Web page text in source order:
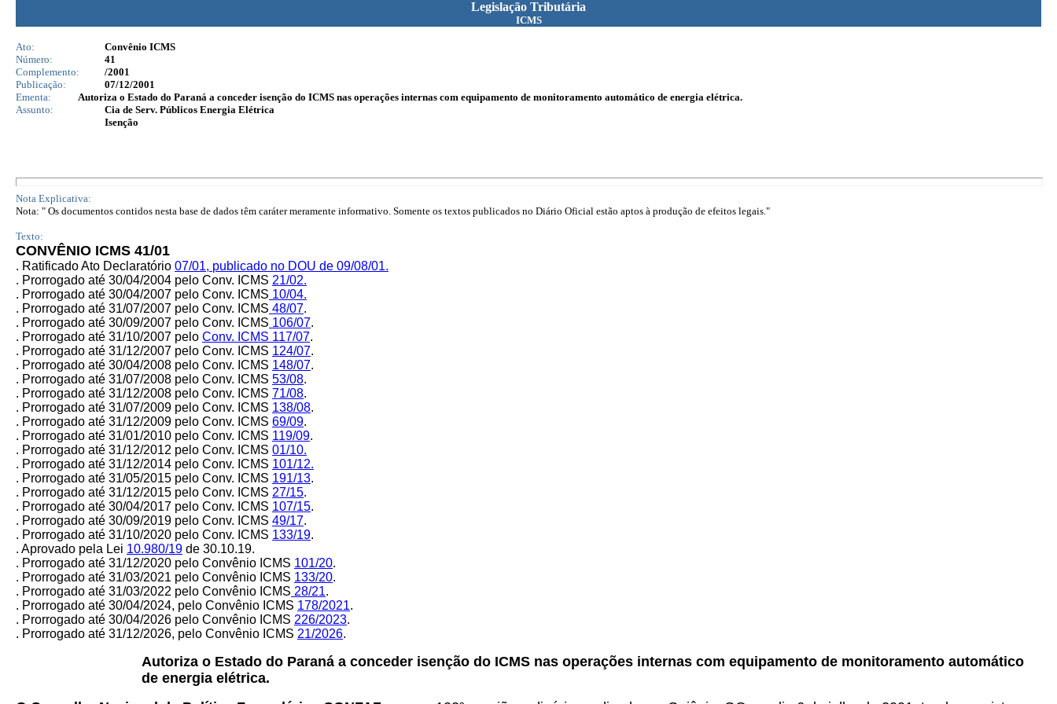
Legislação Tributária
ICMS
Ato:
Convênio ICMS
Número:
41
Complemento:
/2001
Publicação:
07/12/2001
Ementa:
Autoriza o Estado do Paraná a conceder isenção do ICMS nas operações internas com equipamento de monitoramento automático de energia elétrica.
Assunto:
Cia de Serv. Públicos Energia Elétrica
Isenção
Nota Explicativa:
Nota: " Os documentos contidos nesta base de dados têm caráter meramente informativo. Somente os textos publicados no Diário Oficial estão aptos à produção de efeitos legais."
Texto:
CONVÊNIO ICMS 41/01
. Ratificado Ato Declaratório 07/01, publicado no DOU de 09/08/01.
. Prorrogado até 30/04/2004 pelo Conv. ICMS 21/02.
. Prorrogado até 30/04/2007 pelo Conv. ICMS 10/04.
. Prorrogado até 31/07/2007 pelo Conv. ICMS 48/07.
. Prorrogado até 30/09/2007 pelo Conv. ICMS 106/07.
. Prorrogado até 31/10/2007 pelo Conv. ICMS 117/07.
. Prorrogado até 31/12/2007 pelo Conv. ICMS 124/07.
. Prorrogado até 30/04/2008 pelo Conv. ICMS 148/07.
. Prorrogado até 31/07/2008 pelo Conv. ICMS 53/08.
. Prorrogado até 31/12/2008 pelo Conv. ICMS 71/08.
. Prorrogado até 31/07/2009 pelo Conv. ICMS 138/08.
. Prorrogado até 31/12/2009 pelo Conv. ICMS 69/09.
. Prorrogado até 31/01/2010 pelo Conv. ICMS 119/09.
. Prorrogado até 31/12/2012 pelo Conv. ICMS 01/10.
. Prorrogado até 31/12/2014 pelo Conv. ICMS 101/12.
. Prorrogado até 31/05/2015 pelo Conv. ICMS 191/13.
. Prorrogado até 31/12/2015 pelo Conv. ICMS 27/15.
. Prorrogado até 30/04/2017 pelo Conv. ICMS 107/15.
. Prorrogado até 30/09/2019 pelo Conv. ICMS 49/17.
. Prorrogado até 31/10/2020 pelo Conv. ICMS 133/19.
. Aprovado pela Lei 10.980/19 de 30.10.19.
. Prorrogado até 31/12/2020 pelo Convênio ICMS 101/20.
. Prorrogado até 31/03/2021 pelo Convênio ICMS 133/20.
. Prorrogado até 31/03/2022 pelo Convênio ICMS 28/21.
. Prorrogado até 30/04/2024, pelo Convênio ICMS 178/2021.
. Prorrogado até 30/04/2026 pelo Convênio ICMS 226/2023.
. Prorrogado até 31/12/2026, pelo Convênio ICMS 21/2026.
Autoriza o Estado do Paraná a conceder isenção do ICMS nas operações internas com equipamento de monitoramento automático
de energia elétrica.